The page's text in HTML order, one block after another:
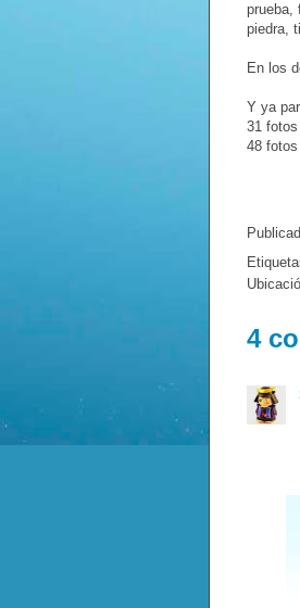
prueba,
piedra,
En los
Y ya
31 fotos
48 fotos
4